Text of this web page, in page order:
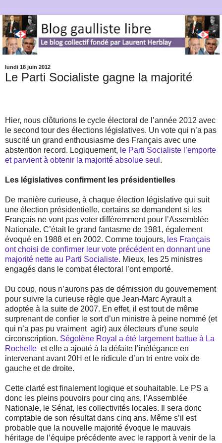
lundi 18 juin 2012
Le Parti Socialiste gagne la majorité
Hier, nous clôturions le cycle électoral de l’année 2012 avec
le second tour des élections législatives. Un vote qui n’a pas
suscité un grand enthousiasme des Français avec une
abstention record. Logiquement, le Parti Socialiste l’emporte
et parvient à obtenir la majorité absolue seul .
Les législatives confirment les présidentielles
De manière curieuse, à chaque élection législative qui suit
une élection présidentielle, certains se demandent si les
Français ne vont pas voter différemment pour l’Assemblée
Nationale. C’était le grand fantasme de 1981, également
évoqué en 1988 et en 2002. Comme toujours, les Français
ont choisi de confirmer leur vote précédent en donnant une
majorité nette au Parti Socialiste. Mieux, les 25 ministres
engagés dans le combat électoral l’ont emporté.
Du coup, nous n’aurons pas de démission du gouvernement
pour suivre la curieuse règle que Jean-Marc Ayrault a
adoptée à la suite de 2007. En effet, il est tout de même
surprenant de confier le sort d’un ministre à peine nommé (et
qui n’a pas pu vraiment agir) aux électeurs d’une seule
circonscription. Ségolène Royal a été largement battue à La
Rochelle et elle a ajouté à la défaite l’inélégance en
intervenant avant 20H et le ridicule d’un tri entre voix de
gauche et de droite.
Cette clarté est finalement logique et souhaitable. Le PS a
donc les pleins pouvoirs pour cinq ans, l’Assemblée
Nationale, le Sénat, les collectivités locales. Il sera donc
comptable de son résultat dans cinq ans. Même s’il est
probable que la nouvelle majorité évoque le mauvais
héritage de l’équipe précédente avec le rapport à venir de la